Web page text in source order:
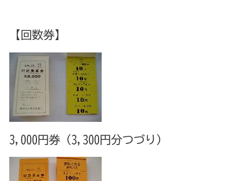
【回数券】
3,000円券（3,300円分つづり）